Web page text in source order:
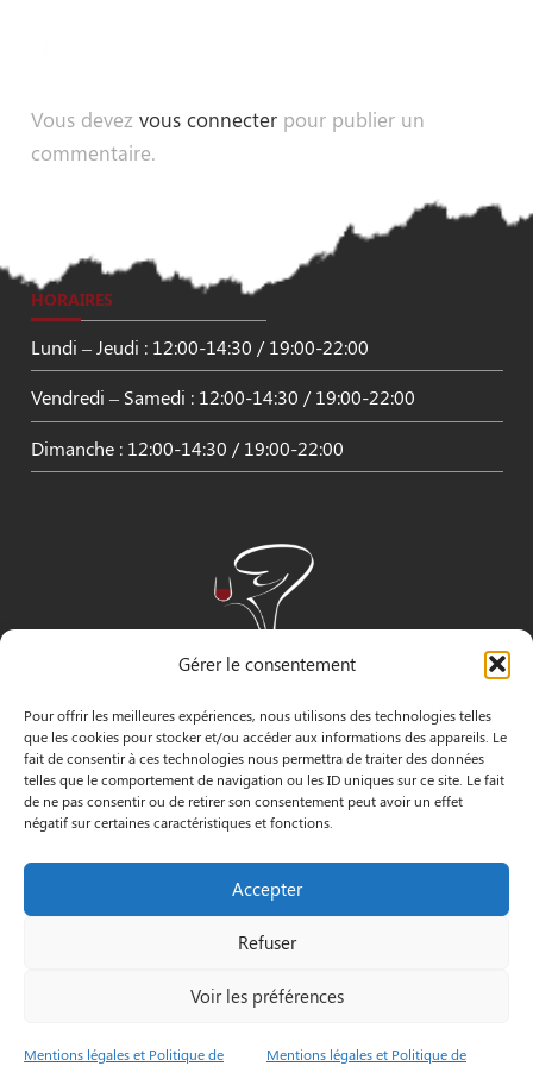
Gérer le consentement
Pour offrir les meilleures expériences, nous utilisons des technologies telles
que les cookies pour stocker et/ou accéder aux informations des appareils. Le
fait de consentir à ces technologies nous permettra de traiter des données
telles que le comportement de navigation ou les ID uniques sur ce site. Le fait
de ne pas consentir ou de retirer son consentement peut avoir un effet
négatif sur certaines caractéristiques et fonctions.
Accepter
Refuser
Voir les préférences
Mentions légales et Politique de Mentions légales et Politique de
Vous devez vous connecterpour publier un
commentaire.
HORAIRES
Lundi – Jeudi : 12:00-14:30 / 19:00-22:00
Vendredi – Samedi : 12:00-14:30 / 19:00-22:00
Dimanche : 12:00-14:30 / 19:00-22:00
INFORMATIONS
3 Pass. Henri Gautier, 44600 Saint-Nazaire